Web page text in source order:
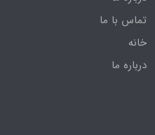
تماس با ما
خانه
درباره ما